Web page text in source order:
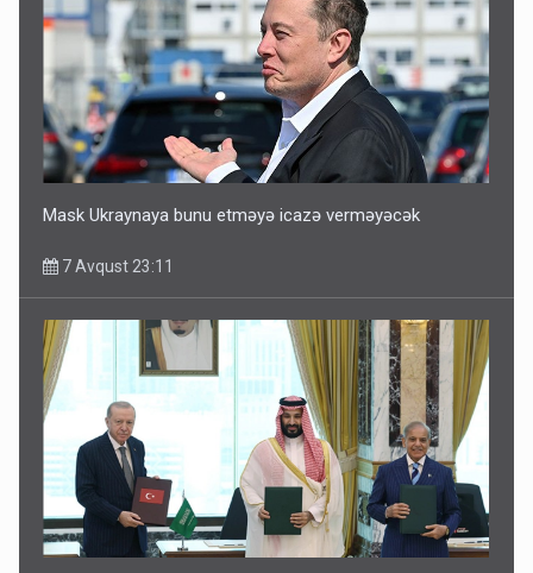
Mask Ukraynaya bunu etməyə icazə verməyəcək
7 Avqust 23:11